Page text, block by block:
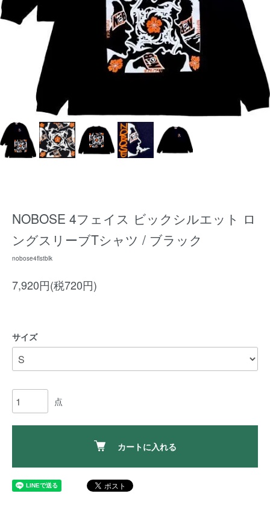
NOBOSE 4フェイス ビックシルエット ロ
ングスリーブTシャツ / ブラック
nobose4flstblk
7,920円(税720円)
サイズ
点
カートに入れる